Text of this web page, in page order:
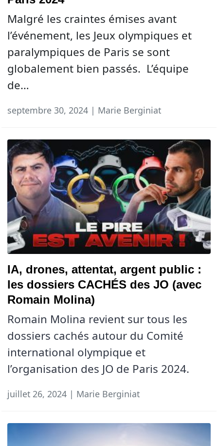
Malgré les craintes émises avant
l’événement, les Jeux olympiques et
paralympiques de Paris se sont
globalement bien passés. L’équipe
de…
septembre 30, 2024 | Marie Berginiat
IA, drones, attentat, argent public :
les dossiers CACHÉS des JO (avec
Romain Molina)
Romain Molina revient sur tous les
dossiers cachés autour du Comité
international olympique et
l’organisation des JO de Paris 2024.
juillet 26, 2024 | Marie Berginiat